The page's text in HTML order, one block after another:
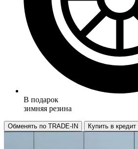
В подарок
зимняя резина
Обменять по TRADE-IN Купить в кредит